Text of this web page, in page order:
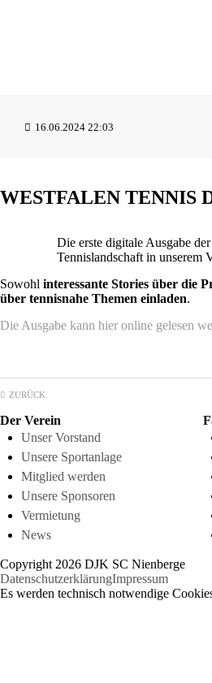
16.06.2024 22:03
WESTFALEN TENNIS
Die erste digitale Ausgabe
Tennislandschaft in unserem
Sowohl interessante Stories über die
über tennisnahe Themen einladen.
Die Ausgabe kann hier online gelesen
ZURÜCK
Der Verein
Unser Vorstand
Unsere Sportanlage
Mitglied werden
Unsere Sponsoren
Vermietung
News
Copyright 2026 DJK SC Nienberge
DatenschutzerklärungImpressum
Es werden technisch notwendige